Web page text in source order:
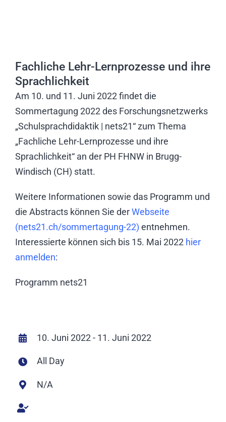
Fachliche Lehr-Lernprozesse und ihre
Sprachlichkeit
Am 10. und 11. Juni 2022 findet die
Sommertagung 2022 des Forschungsnetzwerks
„Schulsprachdidaktik | nets21“ zum Thema
„Fachliche Lehr-Lernprozesse und ihre
Sprachlichkeit“ an der PH FHNW in Brugg-
Windisch (CH) statt.
Weitere Informationen sowie das Programm und
die Abstracts können Sie derWebseite
(nets21.ch/sommertagung-22) entnehmen.
Interessierte können sich bis 15. Mai 2022 hier
anmelden:
Programm nets21
10. Juni 2022 - 11. Juni 2022
All Day
N/A